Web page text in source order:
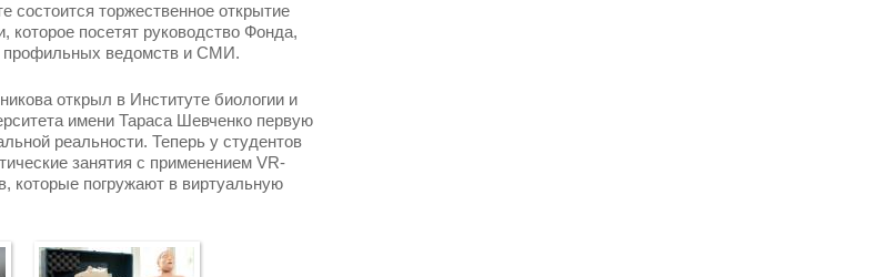
состоится торжественное открытие
посетят руководство Фонда,
профильных ведомств и СМИ.
открыл в Институте биологии и
имени Тараса Шевченко первую
реальности. Теперь у студентов
занятия с применением VR-
которые погружают в виртуальную